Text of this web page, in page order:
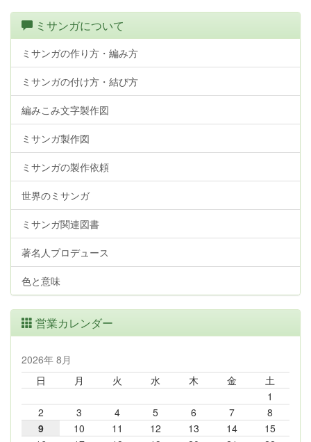
ミサンガについて
ミサンガの作り方・編み方
ミサンガの付け方・結び方
編みこみ文字製作図
ミサンガ製作図
ミサンガの製作依頼
世界のミサンガ
ミサンガ関連図書
著名人プロデュース
色と意味
営業カレンダー
2026年 8月
日
月 火 水 木 金
土
1
2
3 4 5 6 7
8
9
10 11 12 13 14
15